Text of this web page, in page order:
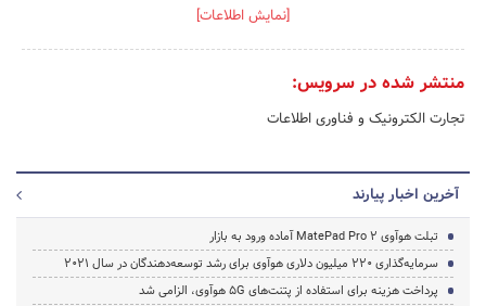
[نمایش اطلاعات]
منتشر شده در سرویس:
تجارت الکترونیک و فناوری اطلاعات
آخرین اخبار پیارند
تبلت هوآوی MatePad Pro 2 آماده ورود به بازار
سرمایه‌گذاری 220 میلیون دلاری هوآوی برای رشد توسعه‌دهندگان در سال 2021
پرداخت هزینه برای استفاده از پتنت‌های 5G هوآوی، الزامی شد